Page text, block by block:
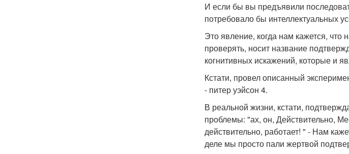
И если бы вы предъявили
потребовало бы интеллектуальных
Это явление, когда нам кажется,
проверять, носит название
когнитивных искажений, которые и
Кстати, провел описанный
- питер уэйсон 4.
В реальной жизни, кстати,
проблемы: "ах, он, Действительно,
действительно, работает! " - Нам
деле мы просто пали жертвой